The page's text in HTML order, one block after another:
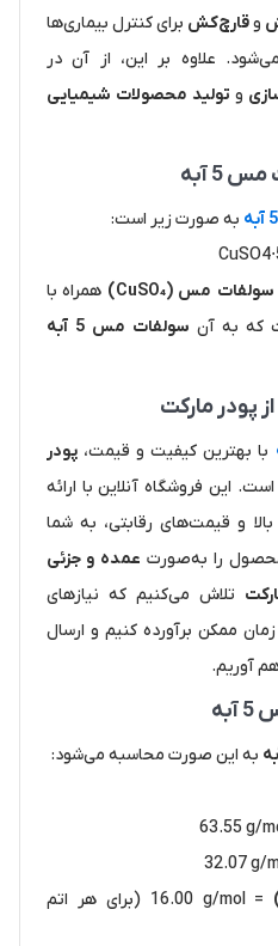
وقارچ‌کش برای کنترل بیماری‌ها
علاوه بر این، از آن در
و تولید محصولات شیمیایی
5 آبه
به صورت زیر است:
CuSO4⋅
سولفات مس (CuSO₄)
همراه با
که به آن سولفات مس 5 آبه
با بهترین کیفیت و قیمت،پودر
این فروشگاه آنلاین با ارائه
و قیمت‌های رقابتی، به شما
را به‌صورت عمده و جزئی
تلاش می‌کنیم که نیازهای
ممکن برآورده کنیم و ارسال
آوریم.
به این صورت محاسبه می‌شود:
= 16.00 g/mol (برای هر اتم